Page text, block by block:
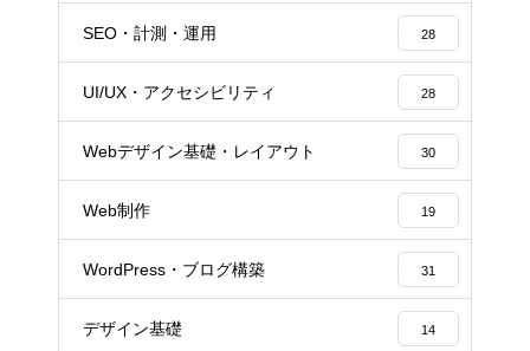
SEO・計測・運用 28
UI/UX・アクセシビリティ 28
Webデザイン基礎・レイアウト 30
Web制作 19
WordPress・ブログ構築 31
デザイン基礎 14